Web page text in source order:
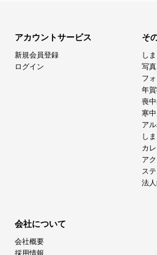
アカウントサービス
新規会員登録
ログイン
そ
し
写
フ
年
喪
寒
ア
し
カ
ア
ス
法
会社について
会社概要
採用情報